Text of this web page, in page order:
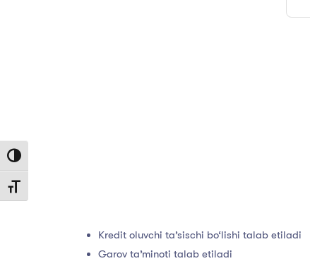
Toggle High Contrast
Toggle Font size
Kredit oluvchi ta’sischi bo‘lishi talab etiladi
Garov ta’minoti talab etiladi